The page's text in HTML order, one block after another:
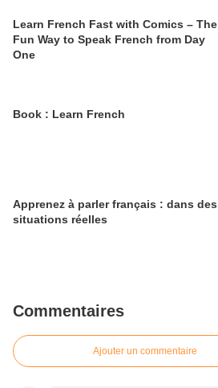
Learn French Fast with Comics – The
Fun Way to Speak French from Day
One
Book : Learn French
Apprenez à parler français : dans des
situations réelles
Commentaires
Ajouter un commentaire